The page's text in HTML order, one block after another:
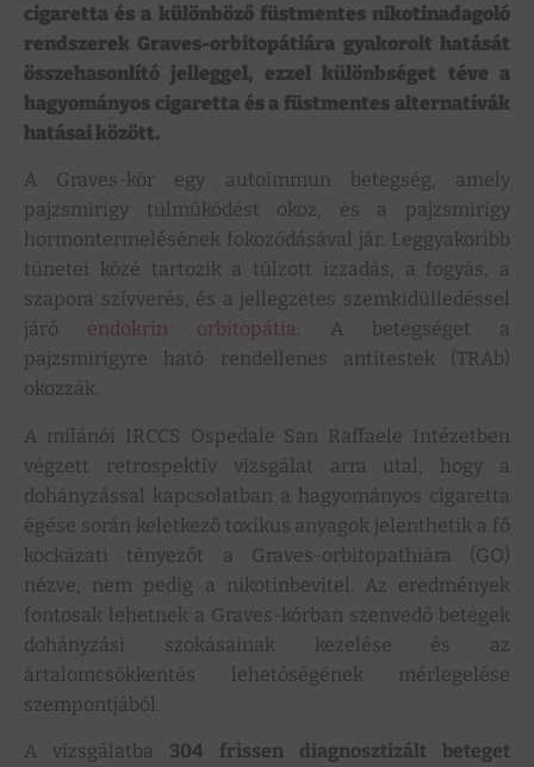
cigaretta és a különböző füstmentes nikotinadagoló
rendszerek Graves-orbitopátiára gyakorolt ​​hatását
összehasonlító jelleggel, ezzel különbséget téve a
hagyományos cigaretta és a füstmentes alternatívák
hatásai között.
A Graves-kór egy autoimmun betegség, amely
pajzsmirigy túlműködést okoz, és a pajzsmirigy
hormontermelésének fokozódásával jár. Leggyakoribb
tünetei közé tartozik a túlzott izzadás, a fogyás, a
szapora szívverés, és a jellegzetes szemkidülledéssel
járó endokrin orbitopátia. A betegséget a
pajzsmirigyre ható rendellenes antitestek (TRAb)
okozzák.
A milánói IRCCS Ospedale San Raffaele Intézetben
végzett retrospektív vizsgálat arra utal, hogy a
dohányzással kapcsolatban a hagyományos cigaretta
égése során keletkező toxikus anyagok jelenthetik a fő
kockázati tényezőt a Graves-orbitopathiára (GO)
nézve, nem pedig a nikotinbevitel. Az eredmények
fontosak lehetnek a Graves-kórban szenvedő betegek
dohányzási szokásainak kezelése és az
ártalomcsökkentés lehetőségének mérlegelése
szempontjából.
A vizsgálatba 304 frissen diagnosztizált beteget